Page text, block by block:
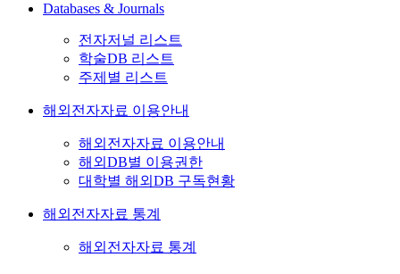
Databases & Journals
전자저널 리스트
학술DB 리스트
주제별 리스트
해외전자자료 이용안내
해외전자자료 이용안내
해외DB별 이용권한
대학별 해외DB 구독현황
해외전자자료 통계
해외전자자료 통계